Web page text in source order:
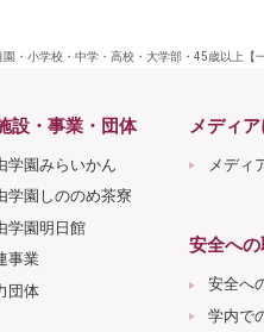
・小学校・中学・高校・大学部・45歳以上【
設・事業・団体
学園みらいかん
学園しののめ茶寮
学園明日館
事業
団体
メディ
メディ
安全へ
安全へ
学内で